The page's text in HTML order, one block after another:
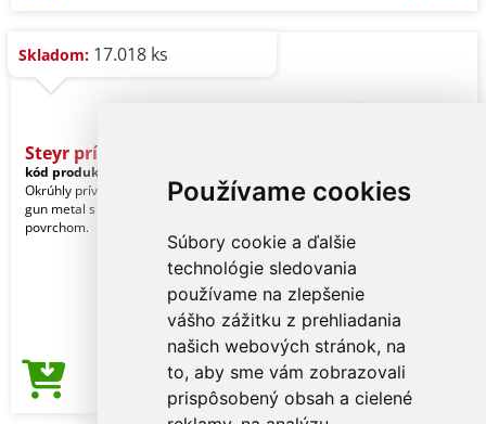
Používame cookies
Súbory cookie a ďalšie
technológie sledovania
používame na zlepšenie
vášho zážitku z prehliadania
našich webových stránok, na
to, aby sme vám zobrazovali
prispôsobený obsah a cielené
Skladom: 17.018 ks
Steyr prívesok na kľúče
kód produktu:
Okrúhly prívesok na kľúče vo farbe
gun metal s obojstranným lesklým
povrchom.
Cena od 0,97€